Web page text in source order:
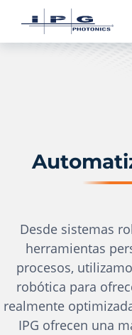
Desde sistemas
herramientas
procesos,
robótica para
realmente
IPG ofrecen una